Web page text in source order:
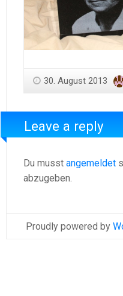
30. August 2013
Leave a reply
Du musst angemeldet
abzugeben.
Proudly powered by